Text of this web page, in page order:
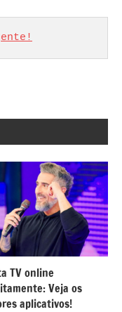
TV online
Veja os
aplicativos!